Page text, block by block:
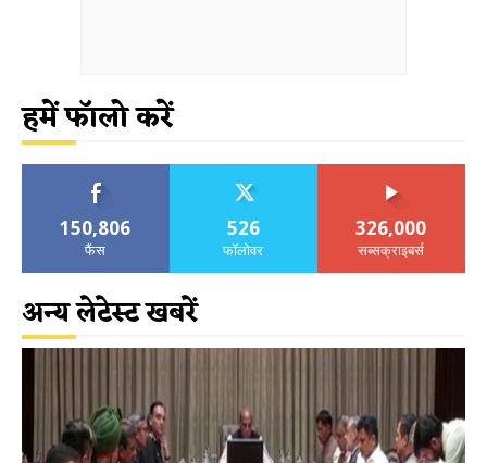
हमें फॉलो करें
150,806
फैंस
526
फॉलोवर
326,000
सब्सक्राइबर्स
अन्य लेटेस्ट खबरें